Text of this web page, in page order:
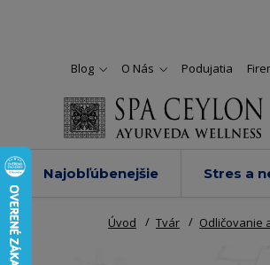
Blog O Nás Podujatia
Najobľúbenejšie Stres a
Úvod Tvár Odličovanie